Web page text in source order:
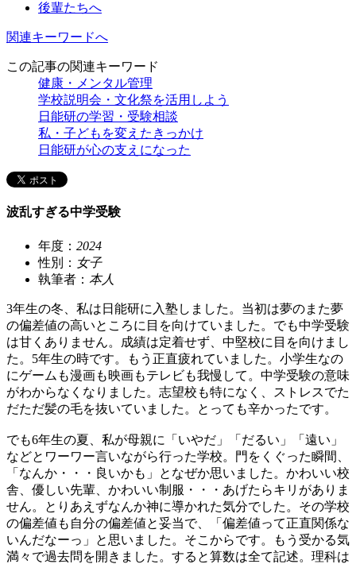
後輩たちへ
関連キーワードへ
この記事の関連キーワード
健康・メンタル管理
学校説明会・文化祭を活用しよう
日能研の学習・受験相談
私・子どもを変えたきっかけ
日能研が心の支えになった
波乱すぎる中学受験
年度： 2024
性別： 女子
執筆者： 本人
3年生の冬、私は日能研に入塾しました。当初は夢のまた夢
の偏差値の高いところに目を向けていました。でも中学受験
は甘くありません。成績は定着せず、中堅校に目を向けまし
た。5年生の時です。もう正直疲れていました。小学生なの
にゲームも漫画も映画もテレビも我慢して。中学受験の意味
がわからなくなりました。志望校も特になく、ストレスでた
だただ髪の毛を抜いていました。とっても辛かったです。
でも6年生の夏、私が母親に「いやだ」「だるい」「遠い」
などとワーワー言いながら行った学校。門をくぐった瞬間、
「なんか・・・良いかも」となぜか思いました。かわいい校
舎、優しい先輩、かわいい制服・・・あげたらキリがありま
せん。とりあえずなんか神に導かれた気分でした。その学校
の偏差値も自分の偏差値と妥当で、「偏差値って正直関係な
いんだなーっ」と思いました。そこからです。もう受かる気
満々で過去問を開きました。すると算数は全て記述。理科は